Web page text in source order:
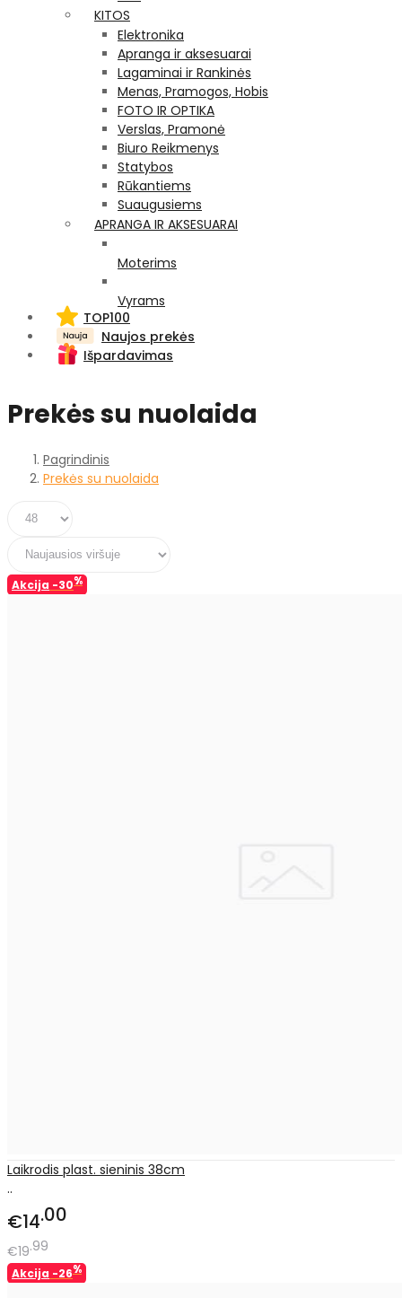
KITOS
Elektronika
Apranga ir aksesuarai
Lagaminai ir Rankinės
Menas, Pramogos, Hobis
FOTO IR OPTIKA
Verslas, Pramonė
Biuro Reikmenys
Statybos
Rūkantiems
Suaugusiems
APRANGA IR AKSESUARAI
Moterims
Vyrams
TOP100
Naujos prekės
Išpardavimas
Prekės su nuolaida
Pagrindinis
Prekės su nuolaida
Akcija -30%
Laikrodis plast. sieninis 38cm
..
€14 00
€19 99
Akcija -26%